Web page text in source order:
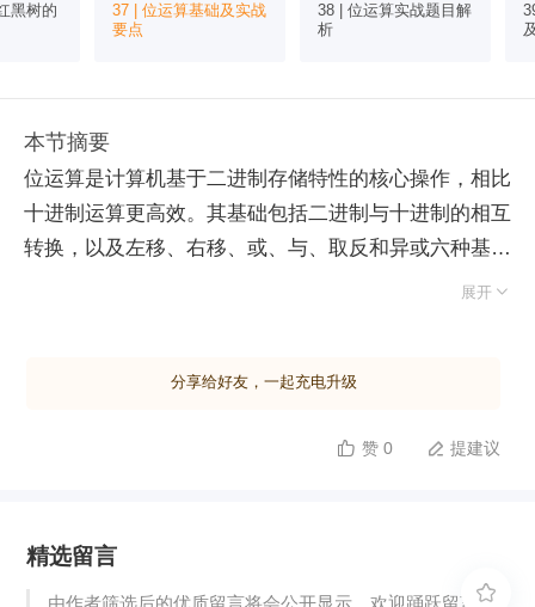
黑树的
37 | 位运算基础及实战
要点
38 | 位运算实战题目解
析
本节摘要
位运算是计算机基于二进制存储特性的核心操作，相比
十进制运算更高效。其基础包括二进制与十进制的相互
转换，以及左移、右移、或、与、取反和异或六种基本
逻辑。其中，异或运算具备“相同为 0、不同为 1"的特
移后取反”可清零指定低位；通过右移配合“与 1"操作可
定位。面试高频场景主要包括：用"X & 1"替代模运算
低位的 1，常用于统计 1 的个数；通过"X & (-X)"直接
提取最低位 1 所代表的数值。掌握这些底层操作能显
展开 
分享给好友，一起充电升级
 赞 0  提建议
精选留言
由作者筛选后的优质留言将会公开显示，欢迎踊跃留言。
